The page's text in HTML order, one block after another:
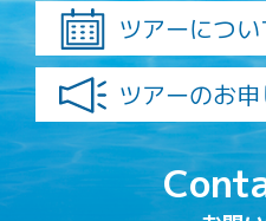
ツアーについ
ツアーのお